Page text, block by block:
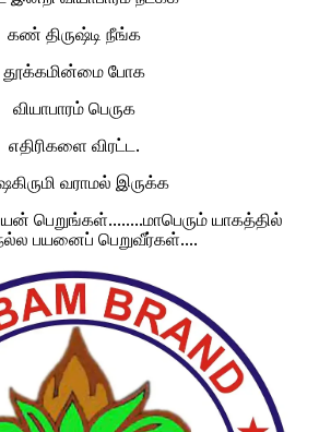
கண் திருஷ்டி நீங்க
தூக்கமின்மை போக
வியாபாரம் பெருக
எதிரிகளை விரட்ட.
வராமல் இருக்க
பெறுங்கள்........மாபெரும் யாகத்தில்
பயனைப் பெறுவீர்கள்....